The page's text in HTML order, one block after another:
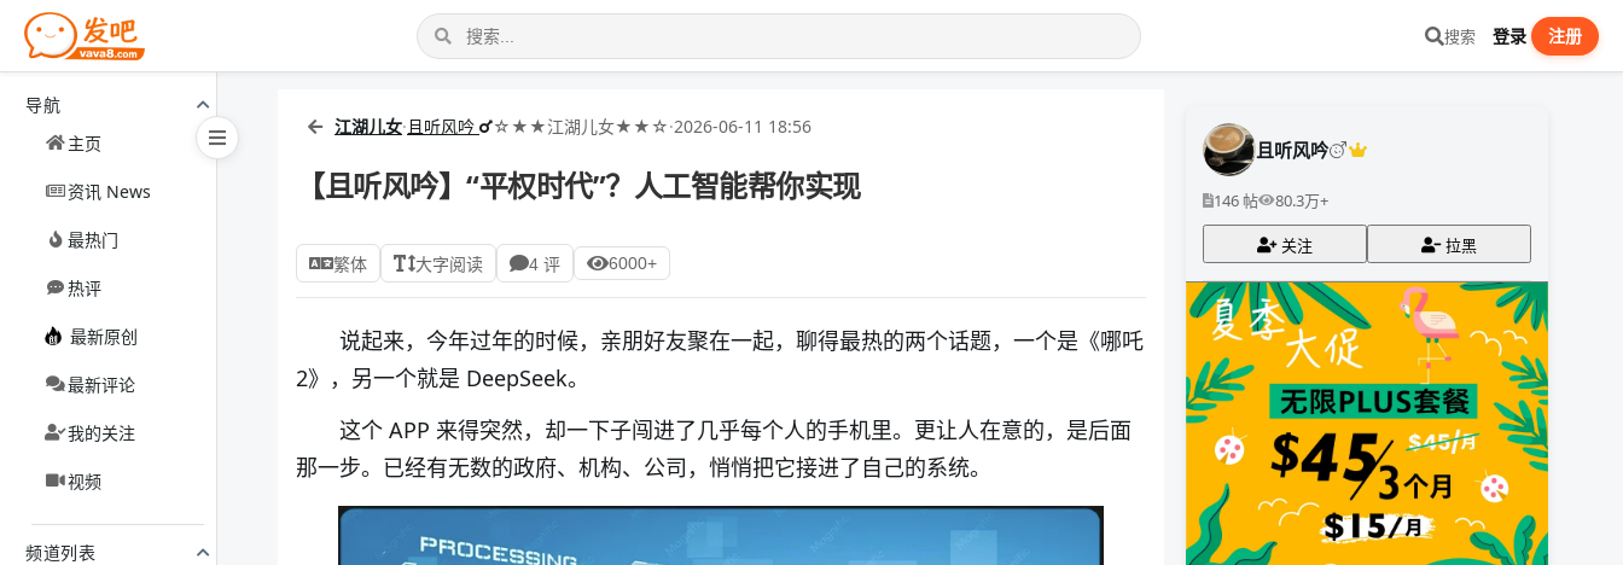
搜索 登录 注册
导航
主页
资讯 News
最热门
热评
最新原创
最新评论
我的关注
视频
频道列表
江湖儿女· 且听风吟 ☆★★江湖儿女★★☆·2026-06-11 18:56
【且听风吟】“平权时代”？人工智能帮你实现
繁体 大字阅读 4 评 6000+
说起来，今年过年的时候，亲朋好友聚在一起，聊得最热的两个话题，一个是《哪吒
2》，另一个就是 DeepSeek。
这个 APP 来得突然，却一下子闯进了几乎每个人的手机里。更让人在意的，是后面
那一步。已经有无数的政府、机构、公司，悄悄把它接进了自己的系统。
且听风吟
146 帖 80.3万+
关注 拉黑